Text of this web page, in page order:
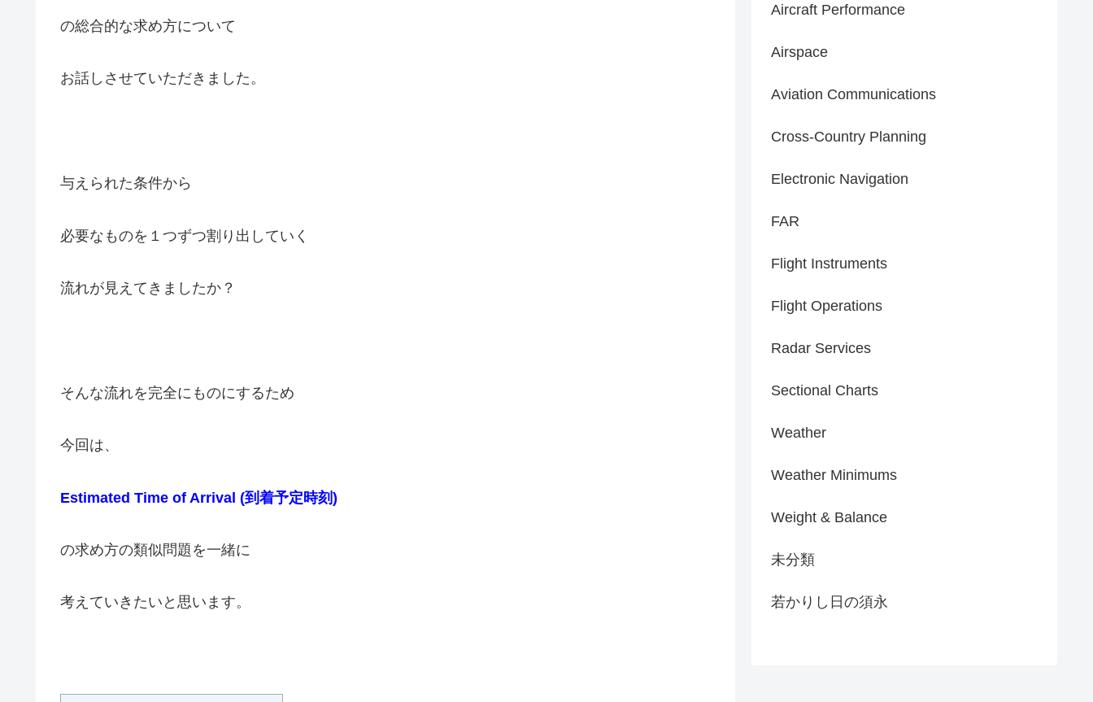
の総合的な求め方について
お話しさせていただきました。
与えられた条件から
必要なものを１つずつ割り出していく
流れが見えてきましたか？
そんな流れを完全にものにするため
今回は、
Estimated Time of Arrival (到着予定時刻)
の求め方の類似問題を一緒に
考えていきたいと思います。
Aircraft Performance
Airspace
Aviation Communications
Cross-Country Planning
Electronic Navigation
FAR
Flight Instruments
Flight Operations
Radar Services
Sectional Charts
Weather
Weather Minimums
Weight & Balance
未分類
若かりし日の須永